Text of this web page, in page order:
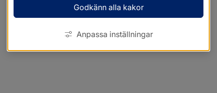
Godkänn alla kakor
Anpassa inställningar